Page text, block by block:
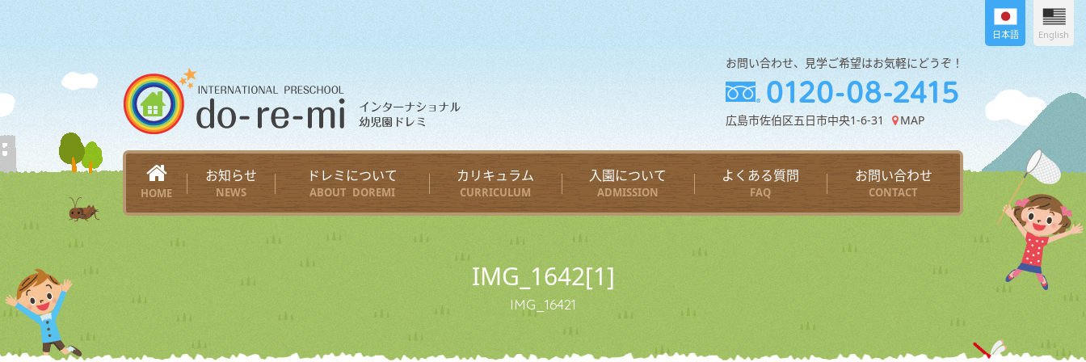
お問い合わせ、見学ご希望はお気軽にどうぞ！
広島市佐伯区五日市中央1-6-31 MAP
日本語 English
HOME
お知らせ
NEWS
ドレミについて
ABOUT DOREMI
カリキュラム
CURRICULUM
入園について
ADMISSION
よくある質問
FAQ
お問い合わせ
CONTACT
IMG_1642[1]
IMG_16421